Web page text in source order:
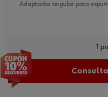
adaptador angular para
1